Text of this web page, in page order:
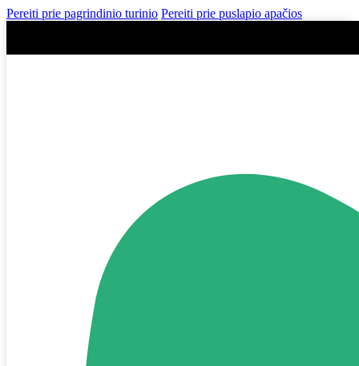
Pereiti prie pagrindinio turinio Pereiti prie puslapio apačios